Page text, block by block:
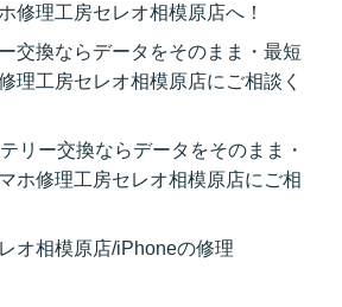
修理工房セレオ相模原店へ！
交換ならデータをそのまま・最短
理工房セレオ相模原店にご相談く
リー交換ならデータをそのまま・
ホ修理工房セレオ相模原店にご相
オ相模原店/iPhoneの修理